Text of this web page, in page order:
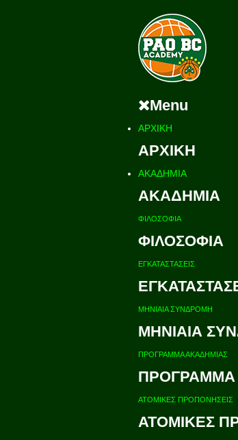
Menu
ΑΡΧΙΚΗ
ΑΡΧΙΚΗ
ΑΚΑΔΗΜΙΑ
ΑΚΑΔΗΜΙΑ
ΦΙΛΟΣΟΦΙΑ
ΦΙΛΟΣΟΦΙΑ
ΕΓΚΑΤΑΣΤΑΣΕΙΣ
ΜΗΝΙΑΙΑ ΣΥΝΔΡΟΜΗ
ΜΗΝΙΑΙΑ
ΠΡΟΓΡΑΜΜΑ ΑΚΑΔΗΜΙΑΣ
ΠΡΟΓΡΑΜΜΑ
ΑΤΟΜΙΚΕΣ ΠΡΟΠΟΝΗΣΕΙΣ
ΑΤΟΜΙΚΕΣ